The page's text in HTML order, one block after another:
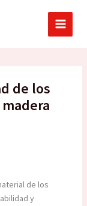
de los
de los
y